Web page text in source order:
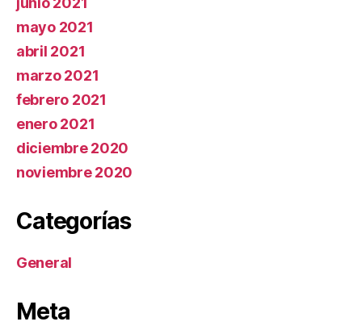
mayo 2021
abril 2021
marzo 2021
febrero 2021
enero 2021
diciembre 2020
noviembre 2020
Categorías
General
Meta